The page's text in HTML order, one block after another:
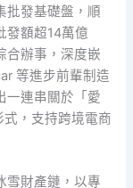
批發基礎盤，順
發額超14萬億
合辦事，深度嵌
等進步前輩制造
一連串關於「愛
式，支持跨境電商
雪財產鏈，以專